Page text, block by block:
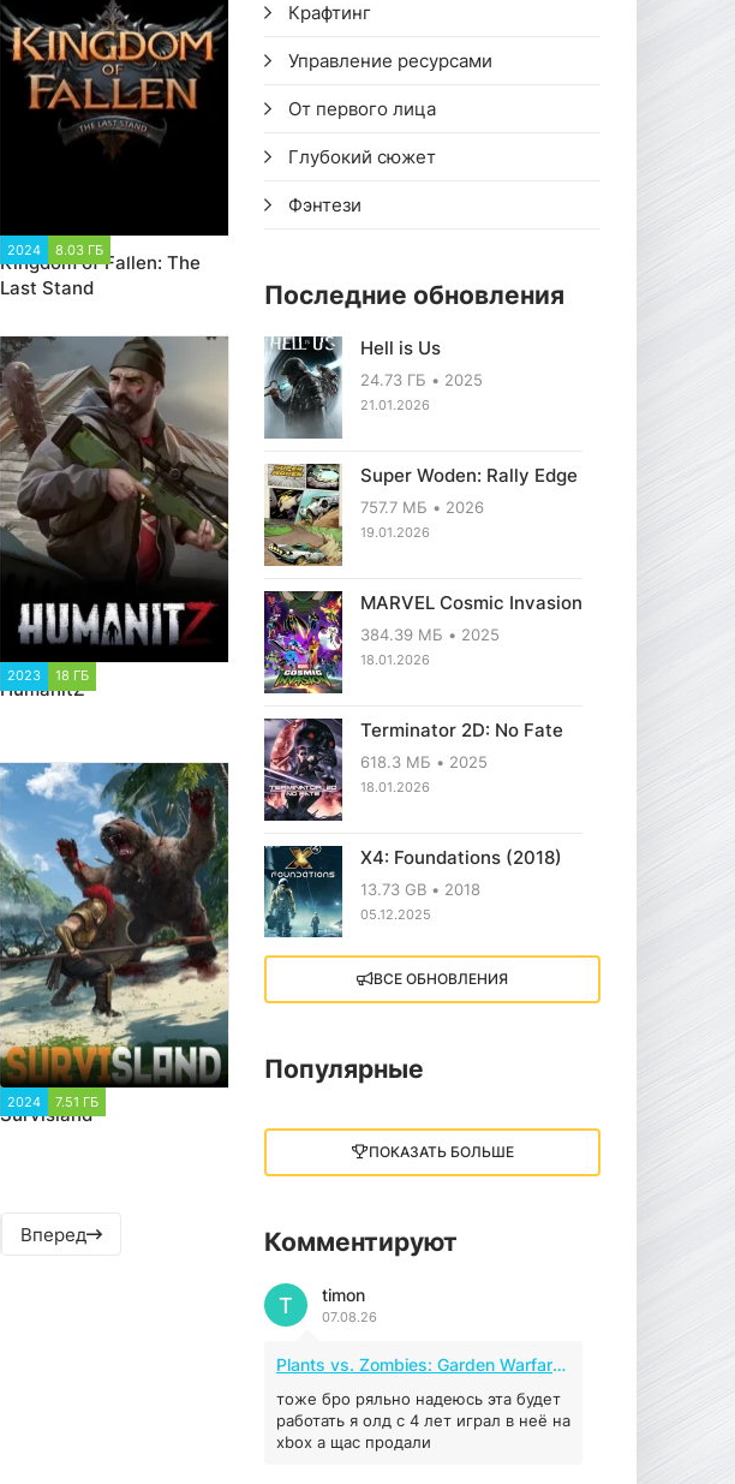
2024 8.03 ГБ
Kingdom of Fallen: The
Last Stand
2023 18 ГБ
HumanitZ
2024 7.51 ГБ
Survisland
Вперед
Крафтинг
Управление ресурсами
От первого лица
Глубокий сюжет
Фэнтези
Последние обновления
Hell is Us
24.73 ГБ 2025
21.01.2026
Super Woden: Rally Edge
757.7 МБ 2026
19.01.2026
MARVEL Cosmic Invasion
384.39 МБ 2025
18.01.2026
Terminator 2D: No Fate
618.3 МБ 2025
18.01.2026
X4: Foundations (2018)
13.73 GB 2018
05.12.2025
Little Nightmares III
4.96 ГБ 2023
MAFIA: THE OLD
COUNTRY
44.98 ГБ
04.12.2025
Red Chaos - The Strict
Order
5.43 ГБ 2025
04.12.2025
ВСЕ ОБНОВЛЕНИЯ
Популярные
ПОКАЗАТЬ БОЛЬШЕ
Комментируют
timon
07.08.26
T
Plants vs. Zombies: Garden Warfare 2 (2016)
тоже бро ряльно надеюсь эта будет
работать я олд с 4 лет играл в неё на
xbox а щас продали